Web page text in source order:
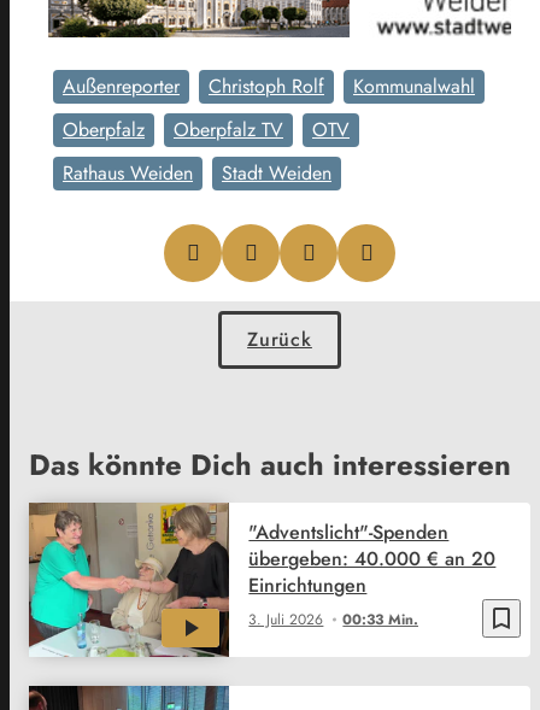
Außenreporter Christoph Rolf
Kommunalwahl
Oberpfalz
Oberpfalz TV
OTV
Rathaus Weiden
Stadt Weiden
Zurück
Das könnte Dich auch interessieren
bookmark_border
3. Juli 2026 00:33 Min.
"Adventslicht"-Spenden
übergeben: 40.000 € an 20
Einrichtungen